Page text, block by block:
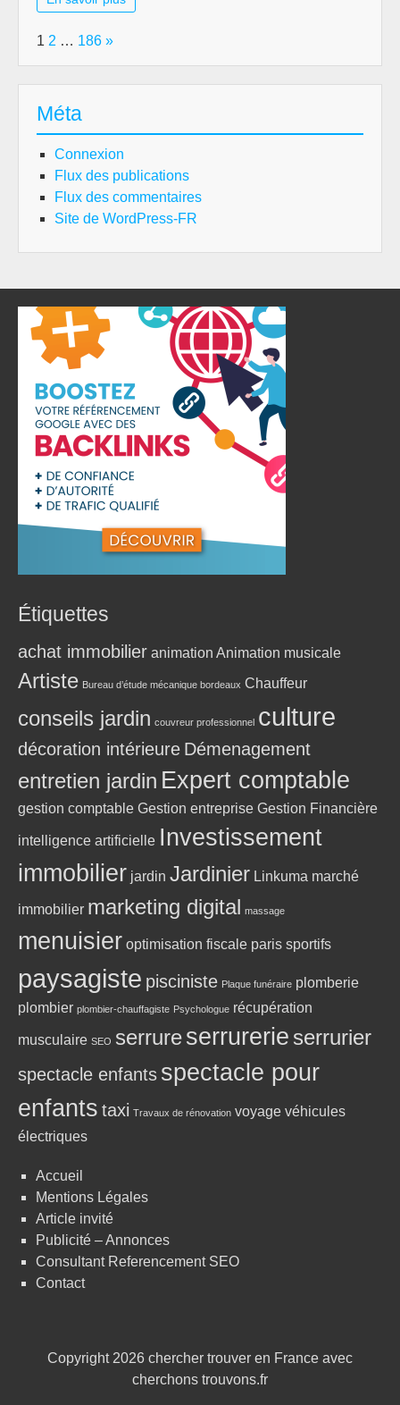
Page:
1 2 … 186 Next
»
Méta
Connexion
Flux des publications
Flux des commentaires
Site de WordPress-FR
Étiquettes
achat immobilier animation Animation musicale
Artiste Bureau d’étude mécanique bordeaux Chauffeur
conseils jardin couvreur professionnel culture
décoration intérieure Démenagement
entretien jardin Expert comptable
gestion comptable Gestion entreprise Gestion Financière
intelligence artificielle Investissement
immobilier jardin Jardinier Linkuma marché
immobilier marketing digital massage
menuisier optimisation fiscale paris sportifs
paysagiste pisciniste Plaque funéraire plomberie
plombier plombier-chauffagiste Psychologue récupération
musculaire SEO serrureserrurerie serrurier
spectacle enfants spectacle pour
enfants taxi Travaux de rénovation voyage véhicules
électriques
Accueil
Mentions Légales
Article invité
Publicité – Annonces
Consultant Referencement SEO
Contact
Copyright 2026 chercher trouver en France avec
cherchons trouvons.fr